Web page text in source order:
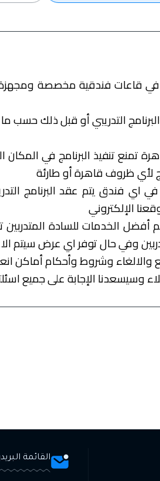
في قاعات فندقية مخصصة
عقد البرنامج التدريبي قبل 21 يوم الى 7 أيام من بدء
تمنع تنفيذ البرنامج في
لأي ظروف قاهرة أو طارئة
في اي فندق يتم عقد البرنامج
الإلكتروني
أفضل الخدمات للسادة
وفي حال توفر اي عرض سيتم
وشروط وأحكام أماكن
وسيسعدنا الإجابة على جميع
القائمة